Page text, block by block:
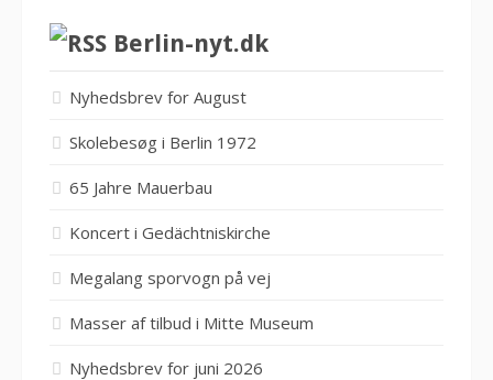
Berlin-nyt.dk
Nyhedsbrev for August
Skolebesøg i Berlin 1972
65 Jahre Mauerbau
Koncert i Gedächtniskirche
Megalang sporvogn på vej
Masser af tilbud i Mitte Museum
Nyhedsbrev for juni 2026